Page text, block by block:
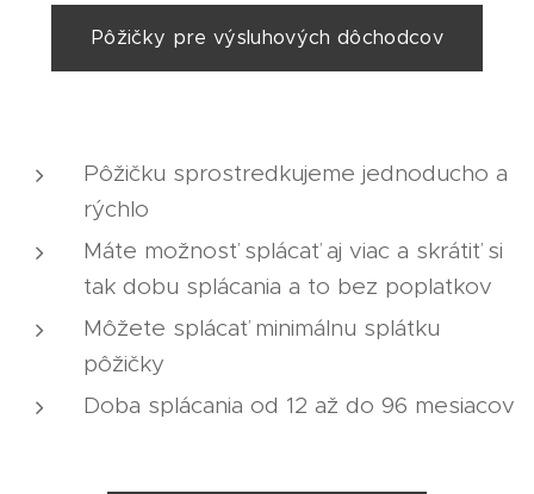
Pôžičky pre výsluhových dôchodcov
Pôžičku sprostredkujeme jednoducho a
rýchlo
Máte možnosť splácať aj viac a skrátiť si
tak dobu splácania a to bez poplatkov
Môžete splácať minimálnu splátku
pôžičky
Doba splácania od 12 až do 96 mesiacov